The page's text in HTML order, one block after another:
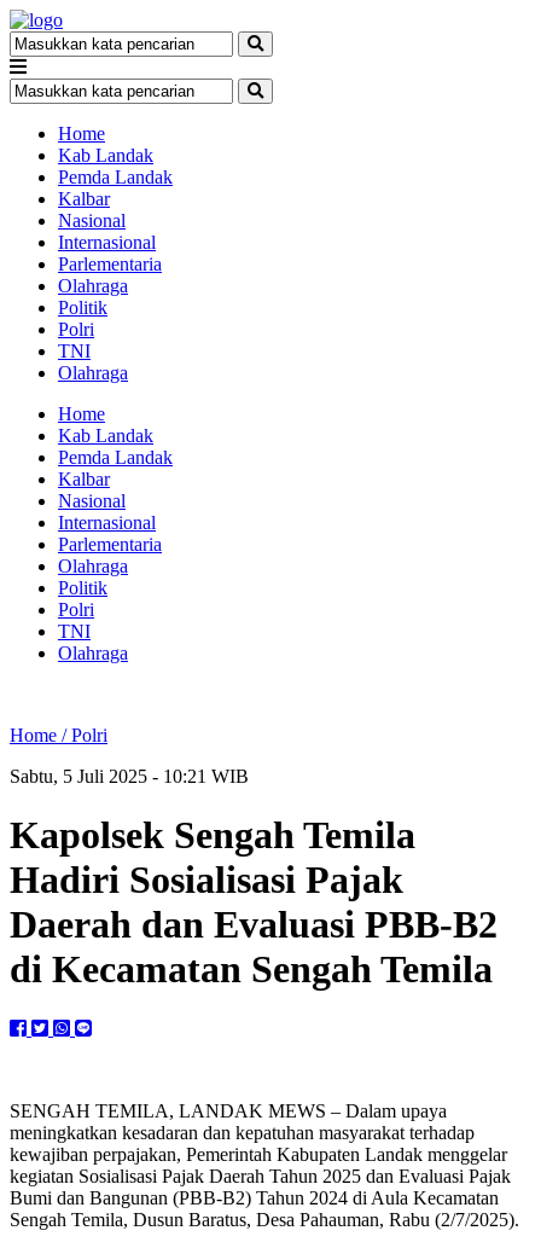
Home
Kab Landak
Pemda Landak
Kalbar
Nasional
Internasional
Parlementaria
Olahraga
Politik
Polri
TNI
Olahraga
Home
Kab Landak
Pemda Landak
Kalbar
Nasional
Internasional
Parlementaria
Olahraga
Politik
Polri
TNI
Olahraga
Home /Polri
Sabtu, 5 Juli 2025 - 10:21 WIB
Kapolsek Sengah Temila
Hadiri Sosialisasi Pajak
Daerah dan Evaluasi PBB-B2
di Kecamatan Sengah Temila
SENGAH TEMILA, LANDAK MEWS – Dalam upaya
meningkatkan kesadaran dan kepatuhan masyarakat terhadap
kewajiban perpajakan, Pemerintah Kabupaten Landak menggelar
kegiatan Sosialisasi Pajak Daerah Tahun 2025 dan Evaluasi Pajak
Bumi dan Bangunan (PBB-B2) Tahun 2024 di Aula Kecamatan
Sengah Temila, Dusun Baratus, Desa Pahauman, Rabu (2/7/2025).